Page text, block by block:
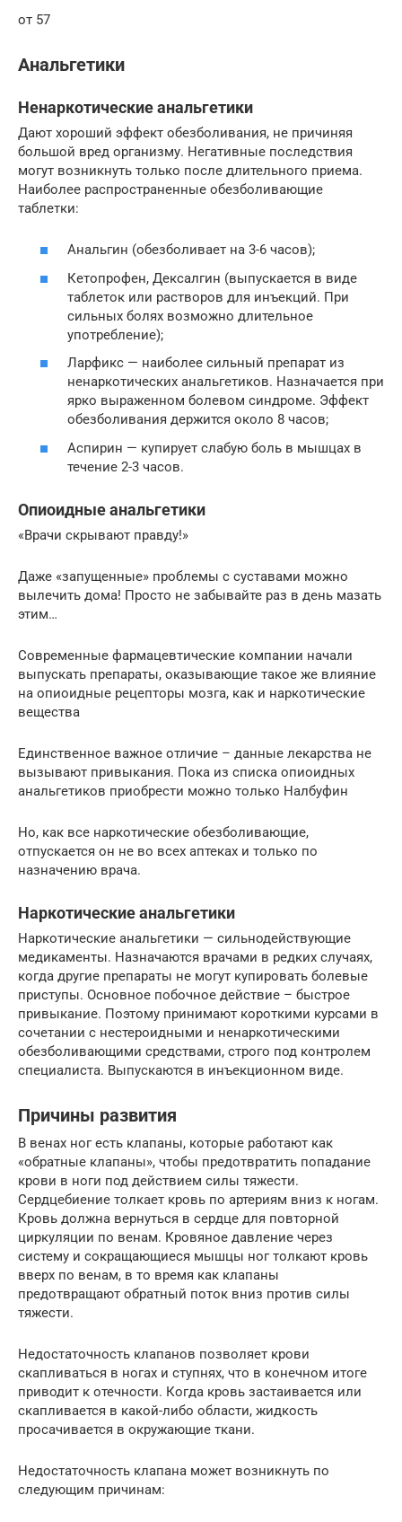
от 57
Анальгетики
Ненаркотические анальгетики
Дают хороший эффект обезболивания, не причиняя
большой вред организму. Негативные последствия
могут возникнуть только после длительного приема.
Наиболее распространенные обезболивающие
таблетки:
Анальгин (обезболивает на 3-6 часов);
Кетопрофен, Дексалгин (выпускается в виде
таблеток или растворов для инъекций. При
сильных болях возможно длительное
употребление);
Ларфикс — наиболее сильный препарат из
ненаркотических анальгетиков. Назначается при
ярко выраженном болевом синдроме. Эффект
обезболивания держится около 8 часов;
Аспирин — купирует слабую боль в мышцах в
течение 2-3 часов.
Опиоидные анальгетики
«Врачи скрывают правду!»
Даже «запущенные» проблемы с суставами можно
вылечить дома! Просто не забывайте раз в день мазать
этим…
Современные фармацевтические компании начали
выпускать препараты, оказывающие такое же влияние
на опиоидные рецепторы мозга, как и наркотические
вещества
Единственное важное отличие – данные лекарства не
вызывают привыкания. Пока из списка опиоидных
анальгетиков приобрести можно только Налбуфин
Но, как все наркотические обезболивающие,
отпускается он не во всех аптеках и только по
назначению врача.
Наркотические анальгетики
Наркотические анальгетики — сильнодействующие
медикаменты. Назначаются врачами в редких случаях,
когда другие препараты не могут купировать болевые
приступы. Основное побочное действие – быстрое
привыкание. Поэтому принимают короткими курсами в
сочетании с нестероидными и ненаркотическими
обезболивающими средствами, строго под контролем
специалиста. Выпускаются в инъекционном виде.
Причины развития
В венах ног есть клапаны, которые работают как
«обратные клапаны», чтобы предотвратить попадание
крови в ноги под действием силы тяжести.
Сердцебиение толкает кровь по артериям вниз к ногам.
Кровь должна вернуться в сердце для повторной
циркуляции по венам. Кровяное давление через
систему и сокращающиеся мышцы ног толкают кровь
вверх по венам, в то время как клапаны
предотвращают обратный поток вниз против силы
тяжести.
Недостаточность клапанов позволяет крови
скапливаться в ногах и ступнях, что в конечном итоге
приводит к отечности. Когда кровь застаивается или
скапливается в какой-либо области, жидкость
просачивается в окружающие ткани.
Недостаточность клапана может возникнуть по
следующим причинам: